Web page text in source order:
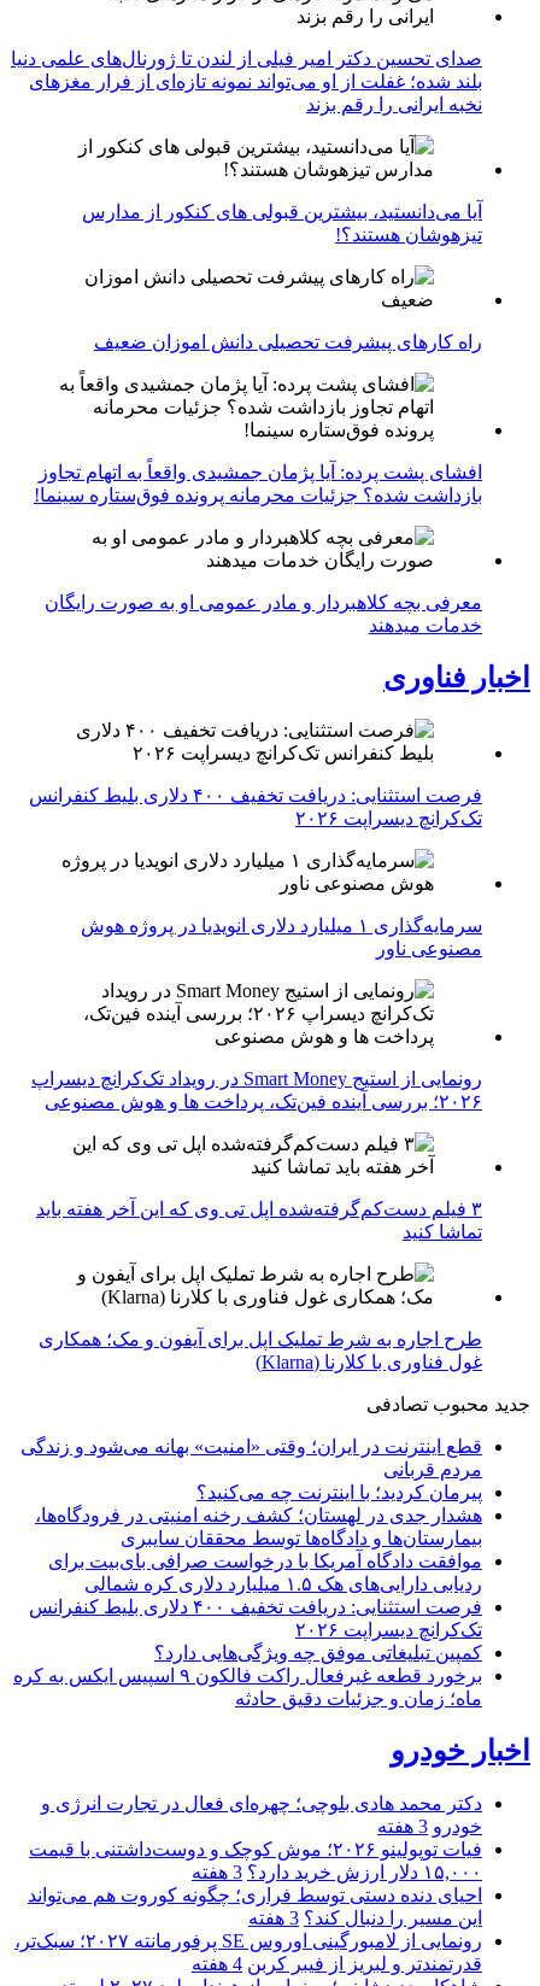
صدای تحسین دکتر امیر فیلی از لندن تا ژورنال‌های علمی دنیا
بلند شده؛ غفلت از او می‌تواند نمونه تازه‌ای از فرار مغزهای
نخبه ایرانی را رقم بزند
آیا می‌دانستید، بیشترین قبولی های کنکور از مدارس
تیزهوشان هستند؟!
راه کارهای پیشرفت تحصیلی دانش اموزان ضعیف
افشای پشت پرده: آیا پژمان جمشیدی واقعاً به اتهام تجاوز
بازداشت شده؟ جزئیات محرمانه پرونده فوق‌ستاره سینما!
معرفی بچه کلاهبردار و مادر عمومی او به صورت رایگان
خدمات میدهند
اخبار فناوری
فرصت استثنایی: دریافت تخفیف ۴۰۰ دلاری بلیط کنفرانس
تک‌کرانچ دیسراپت ۲۰۲۶
سرمایه‌گذاری ۱ میلیارد دلاری انویدیا در پروژه هوش
مصنوعی ناور
رونمایی از استیج Smart Money در رویداد تک‌کرانچ دیسراپ
۲۰۲۶؛ بررسی آینده فین‌تک، پرداخت‌ ها و هوش مصنوعی
۳ فیلم دست‌کم‌گرفته‌شده اپل تی وی که این آخر هفته باید
تماشا کنید
طرح اجاره به شرط تملیک اپل برای آیفون و مک؛ همکاری
غول فناوری با کلارنا (Klarna)
جدید محبوب تصادفی
قطع اینترنت در ایران؛ وقتی «امنیت» بهانه می‌شود و زندگی
مردم قربانی
پیرمان کردید؛ با اینترنت چه می‌کنید؟
هشدار جدی در لهستان؛ کشف رخنه امنیتی در فرودگاه‌ها،
بیمارستان‌ها و دادگاه‌ها توسط محققان سایبری
موافقت دادگاه آمریکا با درخواست صرافی بای‌بیت برای
ردیابی دارایی‌های هک ۱.۵ میلیارد دلاری کره شمالی
فرصت استثنایی: دریافت تخفیف ۴۰۰ دلاری بلیط کنفرانس
تک‌کرانچ دیسراپت ۲۰۲۶
کمپین تبلیغاتی موفق چه ویژگی‌هایی دارد؟
برخورد قطعه غیرفعال راکت فالکون ۹ اسپیس ایکس به کره
ماه؛ زمان و جزئیات دقیق حادثه
اخبار خودرو
دکتر محمد هادی بلوچی؛ چهره‌ای فعال در تجارت انرژی و
خودرو 3 هفته
فیات توپولینو ۲۰۲۶؛ موش کوچک و دوست‌داشتنی با قیمت
۱۵,۰۰۰ دلار ارزش خرید دارد؟
3 هفته
احیای دنده دستی توسط فراری؛ چگونه کوروت هم می‌تواند
این مسیر را دنبال کند؟ 3 هفته
رونمایی از لامبورگینی اوروس SE پرفورمانته ۲۰۲۷؛ سبک‌تر،
قدرتمندتر و لبریز از فیبر کربن 4 هفته